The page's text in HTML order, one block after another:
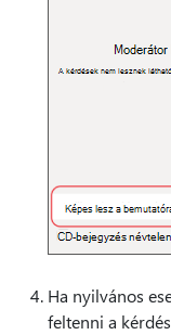
Ha nyilvános
feltenni a